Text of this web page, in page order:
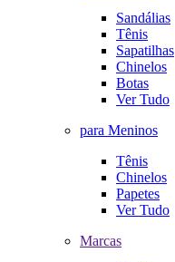
Sandálias
Tênis
Sapatilhas
Chinelos
Botas
Ver Tudo
para Meninos
Tênis
Chinelos
Papetes
Ver Tudo
Marcas